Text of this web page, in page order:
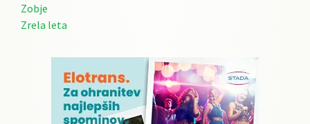
Zobje
Zrela leta